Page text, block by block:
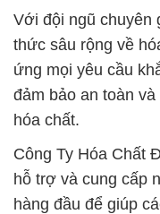
Với đội ngũ chuyên
thức sâu rộng về
ứng mọi yêu cầu
đảm bảo an toàn
hóa chất.
Công Ty Hóa Chất
hỗ trợ và cung cấp
hàng đầu để giúp